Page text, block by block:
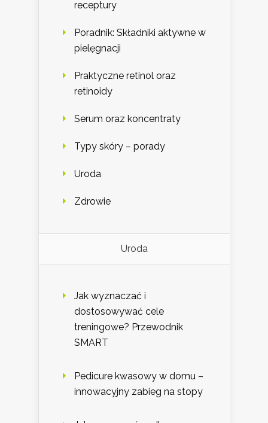
receptury
Poradnik: Składniki aktywne w
pielęgnacji
Praktyczne retinol oraz
retinoidy
Serum oraz koncentraty
Typy skóry – porady
Uroda
Zdrowie
Uroda
Jak wyznaczać i
dostosowywać cele
treningowe? Przewodnik
SMART
Pedicure kwasowy w domu –
innowacyjny zabieg na stopy